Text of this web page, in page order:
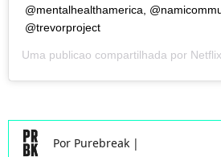
@mentalhealthamerica,
@trevorproject
Uma publicao compartilhada por
Por Purebreak |